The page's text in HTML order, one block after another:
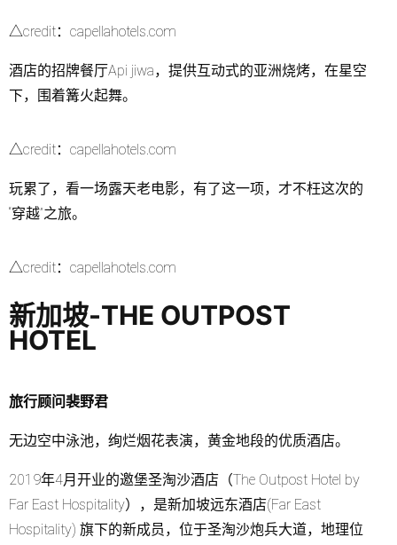
△credit：capellahotels.com
酒店的招牌餐厅Api jiwa，提供互动式的亚洲烧烤，在星空
下，围着篝火起舞。
△credit：capellahotels.com
玩累了，看一场露天老电影，有了这一项，才不枉这次的
“穿越”之旅。
△credit：capellahotels.com
新加坡-THE OUTPOST
HOTEL
旅行顾问裴野君
无边空中泳池，绚烂烟花表演，黄金地段的优质酒店。
2019年4月开业的邀堡圣淘沙酒店（The Outpost Hotel by
Far East Hospitality），是新加坡远东酒店(Far East
Hospitality) 旗下的新成员，位于圣淘沙炮兵大道，地理位